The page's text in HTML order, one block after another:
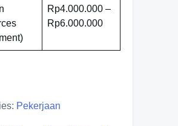
Rp4.000.000 –
Rp6.000.000
Pekerjaan